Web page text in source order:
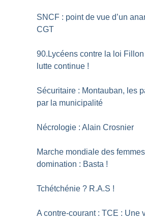
SNCF : point de vue d’un
CGT
90.Lycéens contre la loi
lutte continue !
Sécuritaire : Montauban, les
par la municipalité
Nécrologie : Alain Crosnier
Marche mondiale des
domination : Basta !
Tchétchénie ? R.A.S !
A contre-courant : TCE : Une